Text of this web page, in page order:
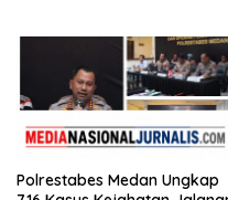
Polrestabes Medan Ungkap